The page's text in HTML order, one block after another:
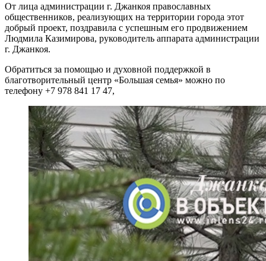
От лица администрации г. Джанкоя православных
общественников, реализующих на территории города этот
добрый проект, поздравила с успешным его продвижением
Людмила Казимирова, руководитель аппарата администрации
г. Джанкоя.
Обратиться за помощью и духовной поддержкой в
благотворительный центр «Большая семья» можно по
телефону +7 978 841 17 47,